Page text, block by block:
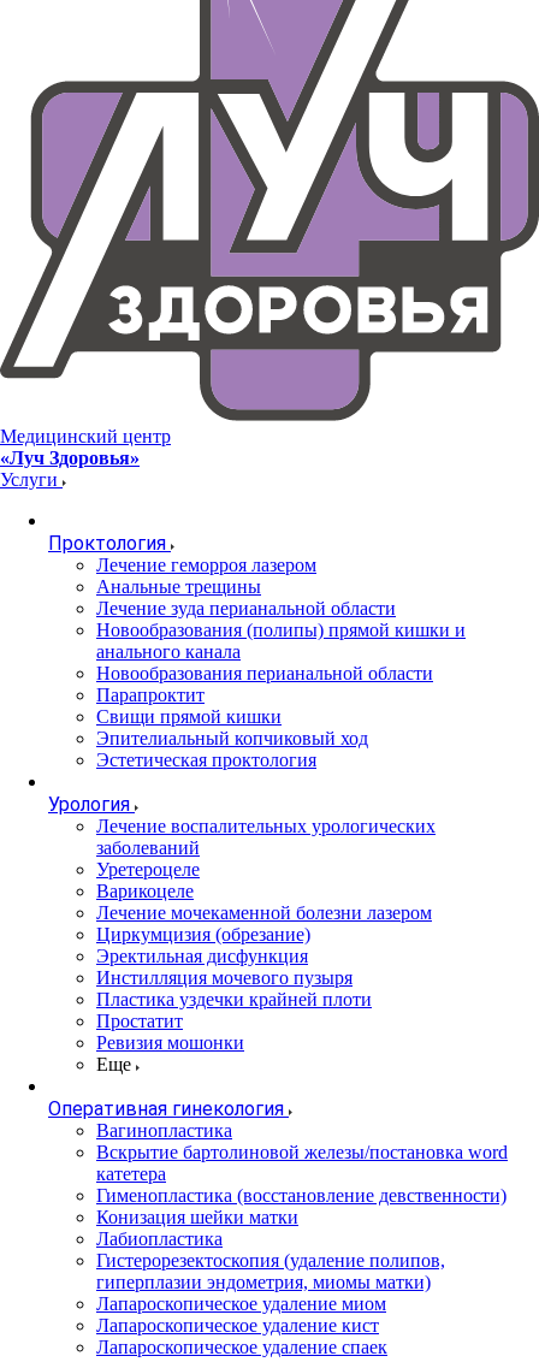
Медицинский центр
«Луч Здоровья»
Услуги
Проктология
Лечение геморроя лазером
Анальные трещины
Лечение зуда перианальной области
Новообразования (полипы) прямой кишки и
анального канала
Новообразования перианальной области
Парапроктит
Свищи прямой кишки
Эпителиальный копчиковый ход
Эстетическая проктология
Урология
Лечение воспалительных урологических
заболеваний
Уретероцеле
Варикоцеле
Лечение мочекаменной болезни лазером
Циркумцизия (обрезание)
Эректильная дисфункция
Инстилляция мочевого пузыря
Пластика уздечки крайней плоти
Простатит
Ревизия мошонки
Еще
Оперативная гинекология
Вагинопластика
Вскрытие бартолиновой железы/постановка word
катетера
Гименопластика (восстановление девственности)
Конизация шейки матки
Лабиопластика
Гистерорезектоскопия (удаление полипов,
гиперплазии эндометрия, миомы матки)
Лапароскопическое удаление миом
Лапароскопическое удаление кист
Лапароскопическое удаление спаек